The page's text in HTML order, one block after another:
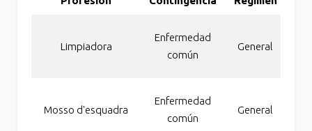
Limpiadora
Enfermedad
común
General
Mosso d'esquadra
Enfermedad
común
General